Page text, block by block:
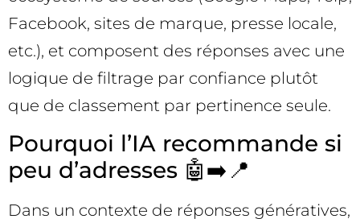
Facebook, sites de marque, presse locale,
etc.), et composent des réponses avec une
logique de filtrage par confiance plutôt
que de classement par pertinence seule.
Pourquoi l’IA recommande si
peu d’adresses 🤖➡️📍
Dans un contexte de réponses génératives,